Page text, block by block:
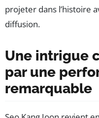
projeter dans l’histoire
diffusion.
Une intrigue
par une
remarquable